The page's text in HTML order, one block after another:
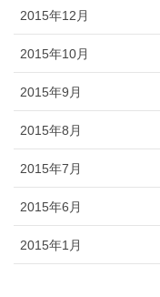
2015年12月
2015年10月
2015年9月
2015年8月
2015年7月
2015年6月
2015年1月